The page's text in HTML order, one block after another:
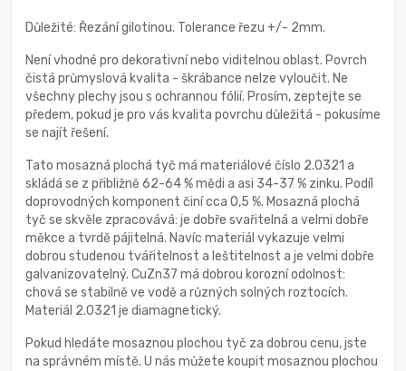
Důležité: Řezání gilotinou. Tolerance řezu +/- 2mm.
Není vhodné pro dekorativní nebo viditelnou oblast. Povrch
čistá průmyslová kvalita - škrábance nelze vyloučit. Ne
všechny plechy jsou s ochrannou fólií. Prosím, zeptejte se
předem, pokud je pro vás kvalita povrchu důležitá - pokusíme
se najít řešení.
Tato mosazná plochá tyč má materiálové číslo 2.0321 a
skládá se z přibližně 62-64 % mědi a asi 34-37 % zinku. Podíl
doprovodných komponent činí cca 0,5 %. Mosazná plochá
tyč se skvěle zpracovává: je dobře svařitelná a velmi dobře
měkce a tvrdě pájitelná. Navíc materiál vykazuje velmi
dobrou studenou tvářitelnost a leštitelnost a je velmi dobře
galvanizovatelný. CuZn37 má dobrou korozní odolnost:
chová se stabilně ve vodě a různých solných roztocích.
Materiál 2.0321 je diamagnetický.
Pokud hledáte mosaznou plochou tyč za dobrou cenu, jste
na správném místě. U nás můžete koupit mosaznou plochou